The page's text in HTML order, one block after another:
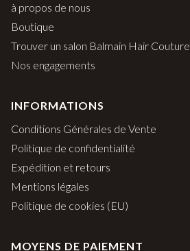
à propos de nous
Boutique
Trouver un salon Balmain Hair Couture
Nos engagements
INFORMATIONS
Conditions Générales de Vente
Politique de confidentialité
Expédition et retours
Mentions légales
Politique de cookies (EU)
MOYENS DE PAIEMENT